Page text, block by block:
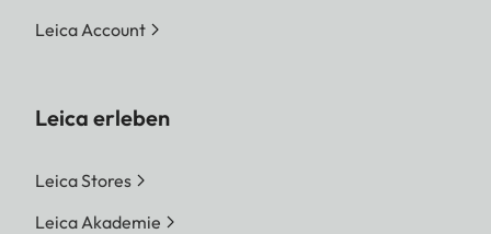
Leica Account
Leica erleben
Leica Stores
Leica Akademie